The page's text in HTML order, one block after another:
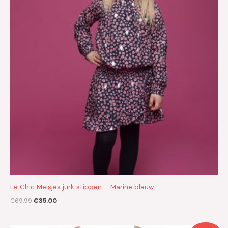
Le Chic Meisjes jurk stippen – Marine blauw
€69.99€35.00